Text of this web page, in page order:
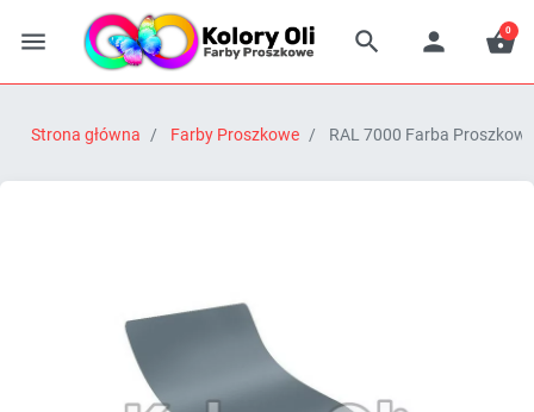
   
0
Strona główna Farby Proszkowe RAL 7000 Farba